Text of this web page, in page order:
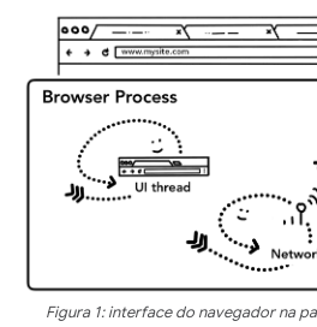
Figura 1: interface do navegador na